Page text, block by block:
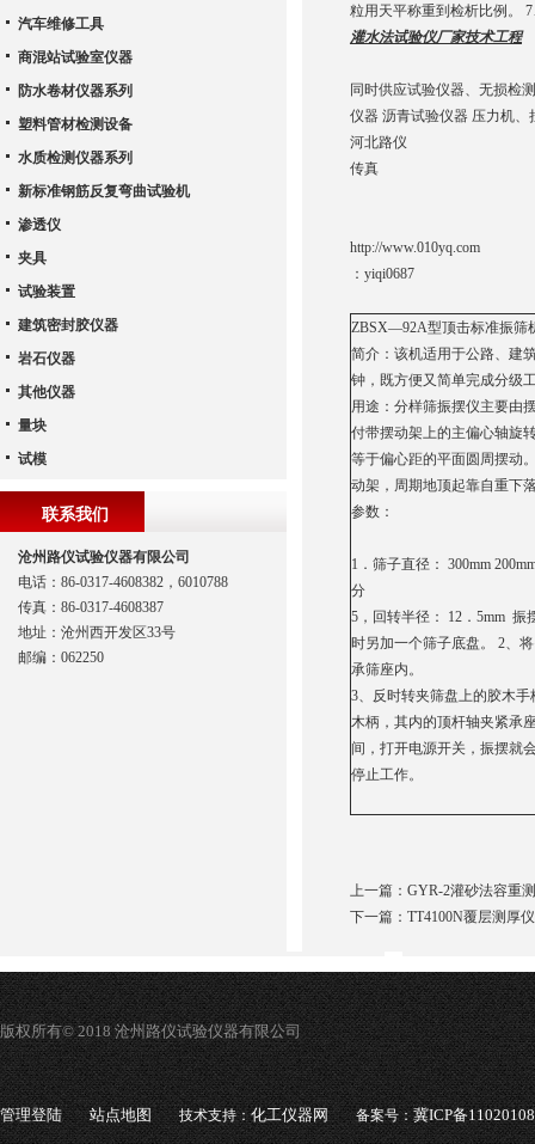
粒用天平称重到检析比例。
灌水法试验仪厂家技术工程
同时供应试验仪器、无损检
仪器 沥青试验仪器 压力机
河北路仪
传真
http://www.010yq.com
： yiqi0687
ZBSX—92A型顶击标准振筛
简介：该机适用于公路、建
钟，既方便又简单完成分级
用途：分样筛振摆仪主要由
付带摆动架上的主偏心轴旋
等于偏心距的平面圆周摆动
动架，周期地顶起靠自重下
参数：
1．筛子直径： 300mm
分
5，回转半径： 12．5mm 振
时另加一个筛子底盘。 2、
承筛座内。
3、反时转夹筛盘上的胶木
木柄，其内的顶杆轴夹紧承
间，打开电源开关，振摆就
停止工作。
上一篇： GYR-2灌砂法容重
下一篇： TT4100N覆层测厚
汽车维修工具
商混站试验室仪器
防水卷材仪器系列
塑料管材检测设备
水质检测仪器系列
新标准钢筋反复弯曲试验机
渗透仪
夹具
试验装置
建筑密封胶仪器
岩石仪器
其他仪器
量块
试模
联系我们
沧州路仪试验仪器有限公司
电话：86-0317-4608382，6010788
传真：86-0317-4608387
地址：沧州西开发区33号
邮编：062250
版权所有© 2018 沧州路仪试验仪器有限公司
管理登陆 站点地图 技术支持：化工仪器网 备案号：冀ICP备